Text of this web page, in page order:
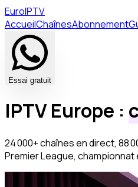
EuroIPTV
AccueilChaînesAbonnement
Essai gratuit
IPTV Europe :
24 000+ chaînes en direct, 88
Premier League, championnat